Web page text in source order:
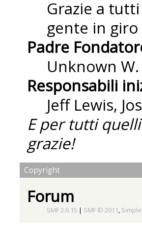
Grazie a
gente in giro
Padre
Unknown
Responsabili
Jeff Lewis,
E per tutti
grazie!
Copyright
Forum
SMF 2.0.15 | SMF © 2011,